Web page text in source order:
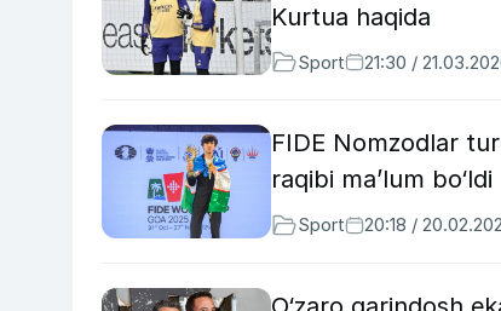
Kurtua haqida
Sport 21:30 /
FIDE Nomzodlar
raqibi ma’lum bo‘ldi
Sport 20:18 /